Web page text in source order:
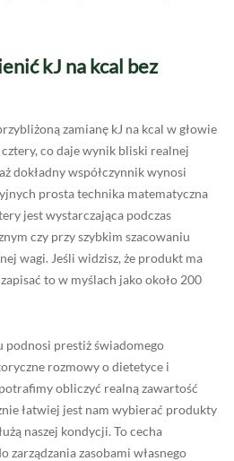
kJ na kcal bez
zamianę kJ na kcal w głowie
co daje wynik bliski realnej
dokładny współczynnik wynosi
prosta technika matematyczna
jest wystarczająca podczas
czy przy szybkim szacowaniu
wagi. Jeśli widzisz, że produkt ma
to w myślach jako około 200
podnosi prestiż świadomego
rozmowy o dietetyce i
obliczyć realną zawartość
łatwiej jest nam wybierać produkty
naszej kondycji. To cecha
zarządzania zasobami własnego